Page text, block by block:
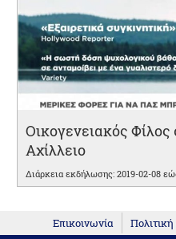
Οικογενειακός
Αχίλλειο
Διάρκεια εκδήλωσης: 2019-02-08
Επικοινωνία